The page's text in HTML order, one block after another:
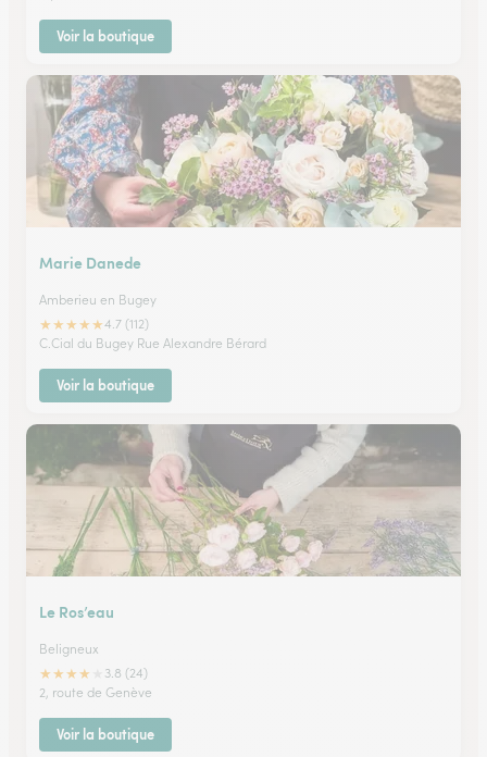
Voir la boutique
Marie Danede
Amberieu en Bugey
★★★★★4.7 (112)
C.Cial du Bugey Rue Alexandre Bérard
Voir la boutique
Le Ros’eau
Beligneux
★★★★
3.8 (24)
2, route de Genève
Voir la boutique